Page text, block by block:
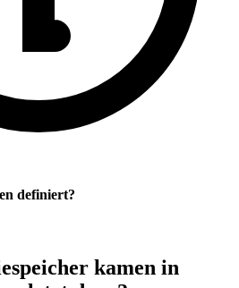
definiert?
kamen in